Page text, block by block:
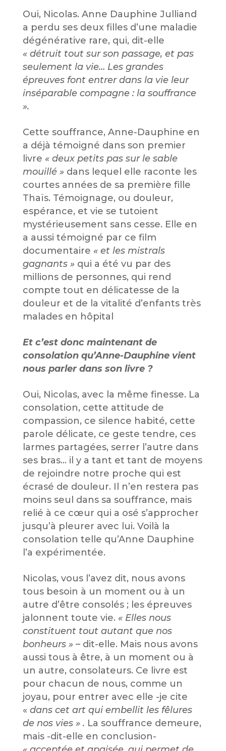
Oui, Nicolas. Anne Dauphine Julliand
a perdu ses deux filles d’une maladie
dégénérative rare, qui, dit-elle
« détruit tout sur son passage, et pas
seulement la vie… Les grandes
épreuves font entrer dans la vie leur
inséparable compagne : la souffrance
».
Cette souffrance, Anne-Dauphine en
a déjà témoigné dans son premier
livre « deux petits pas sur le sable
mouillé » dans lequel elle raconte les
courtes années de sa première fille
Thaïs. Témoignage, ou douleur,
espérance, et vie se tutoient
mystérieusement sans cesse. Elle en
a aussi témoigné par ce film
documentaire « et les mistrals
gagnants » qui a été vu par des
millions de personnes, qui rend
compte tout en délicatesse de la
douleur et de la vitalité d’enfants très
malades en hôpital
Et c’est donc maintenant de
consolation qu’Anne-Dauphine vient
nous parler dans son livre ?
Oui, Nicolas, avec la même finesse. La
consolation, cette attitude de
compassion, ce silence habité, cette
parole délicate, ce geste tendre, ces
larmes partagées, serrer l’autre dans
ses bras… il y a tant et tant de moyens
de rejoindre notre proche qui est
écrasé de douleur. Il n’en restera pas
moins seul dans sa souffrance, mais
relié à ce cœur qui a osé s’approcher
jusqu’à pleurer avec lui. Voilà la
consolation telle qu’Anne Dauphine
l’a expérimentée.
Nicolas, vous l’avez dit, nous avons
tous besoin à un moment ou à un
autre d’être consolés ; les épreuves
jalonnent toute vie. « Elles nous
constituent tout autant que nos
bonheurs » – dit-elle. Mais nous avons
aussi tous à être, à un moment ou à
un autre, consolateurs. Ce livre est
pour chacun de nous, comme un
joyau, pour entrer avec elle -je cite
« dans cet art qui embellit les fêlures
de nos vies » . La souffrance demeure,
mais -dit-elle en conclusion-